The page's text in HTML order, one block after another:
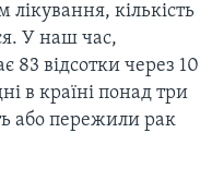
кількість
У наш час,
83 відсотки через 10
в країні понад три
або пережили рак